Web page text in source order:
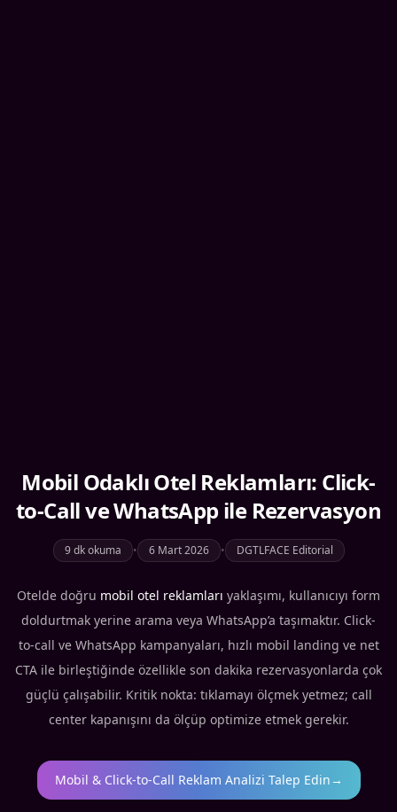
Mobil Odaklı Otel Reklamları: Click-
to-Call ve WhatsApp ile Rezervasyon
9 dk okuma • 6 Mart 2026 • DGTLFACE Editorial
Otelde doğru mobil otel reklamları yaklaşımı, kullanıcıyı form
doldurtmak yerine arama veya WhatsApp’a taşımaktır. Click-
to-call ve WhatsApp kampanyaları, hızlı mobil landing ve net
CTA ile birleştiğinde özellikle son dakika rezervasyonlarda çok
güçlü çalışabilir. Kritik nokta: tıklamayı ölçmek yetmez; call
center kapanışını da ölçüp optimize etmek gerekir.
Mobil & Click-to-Call Reklam Analizi Talep Edin→